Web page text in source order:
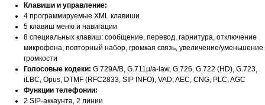
Клавиши и управление:
4 программируемые XML клавиши
5 клавиш меню и навигации
8 специальных клавиш: сообщение, перевод, гарнитура, отключение
микрофона, повторный набор, громкая связь, увеличение/уменьшение
громкости
Голосовые кодеки: G.729A/B, G.711µ/a-law, G.726, G.722 (HD), G.723,
iLBC, Opus, DTMF (RFC2833, SIP INFO), VAD, AEC, CNG, PLC, AGC
Функции телефонии:
2 SIP-аккаунта, 2 линии